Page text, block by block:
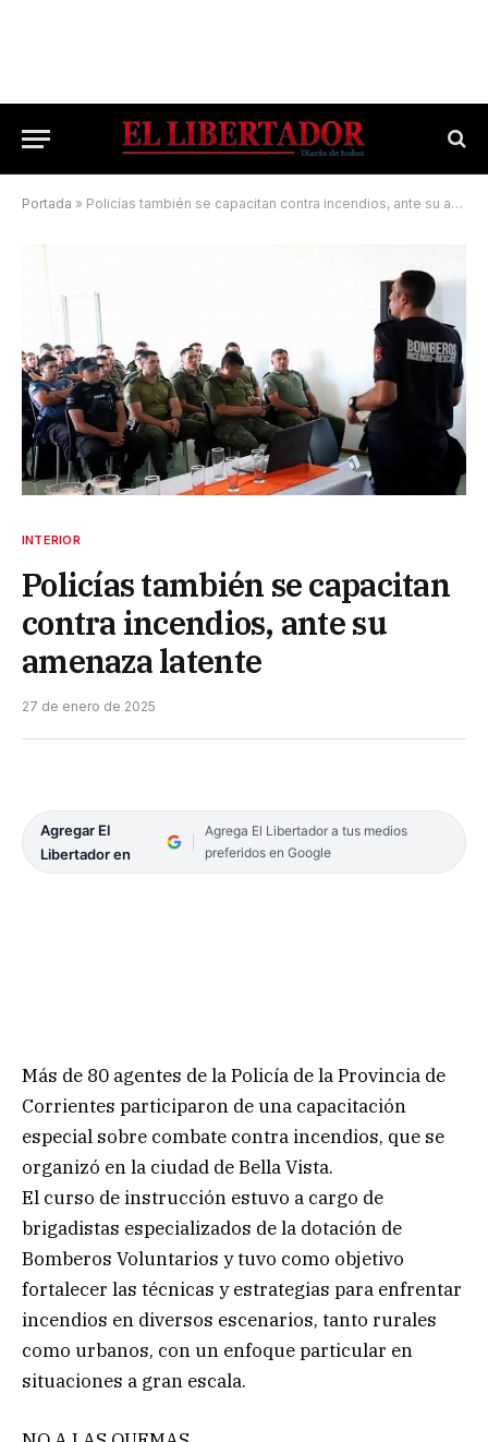
Portada » Policías también se capacitan contra incendios, ante su amenaza latente
INTERIOR
Policías también se capacitan
contra incendios, ante su
amenaza latente
27 de enero de 2025
Agregar El
Libertador en
Agrega El Libertador a tus medios
preferidos en Google
Más de 80 agentes de la Policía de la Provincia de
Corrientes participaron de una capacitación
especial sobre combate contra incendios, que se
organizó en la ciudad de Bella Vista.
El curso de instrucción estuvo a cargo de
brigadistas especializados de la dotación de
Bomberos Voluntarios y tuvo como objetivo
fortalecer las técnicas y estrategias para enfrentar
incendios en diversos escenarios, tanto rurales
como urbanos, con un enfoque particular en
situaciones a gran escala.